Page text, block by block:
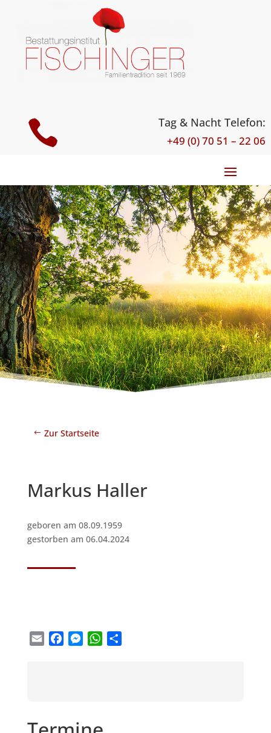
 Tag & Nacht Telefon:
+49 (0) 70 51 – 22 06
Zur Startseite
Markus Haller
geboren am 08.09.1959
gestorben am 06.04.2024
Email FacebookMessengerWhatsApp